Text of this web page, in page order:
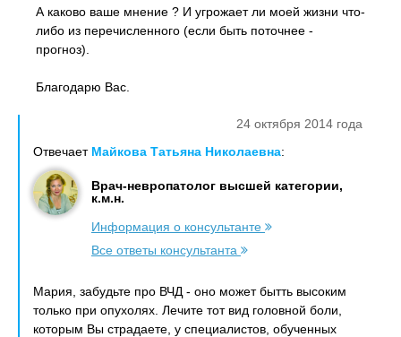
А каково ваше мнение ? И угрожает ли моей жизни что-
либо из перечисленного (если быть поточнее -
прогноз).
Благодарю Вас.
24 октября 2014 года
Отвечает Майкова Татьяна Николаевна:
Врач-невропатолог высшей категории,
к.м.н.
Информация о консультанте
Все ответы консультанта
Мария, забудьте про ВЧД - оно может бытть высоким
только при опухолях. Лечите тот вид головной боли,
которым Вы страдаете, у специалистов, обученных